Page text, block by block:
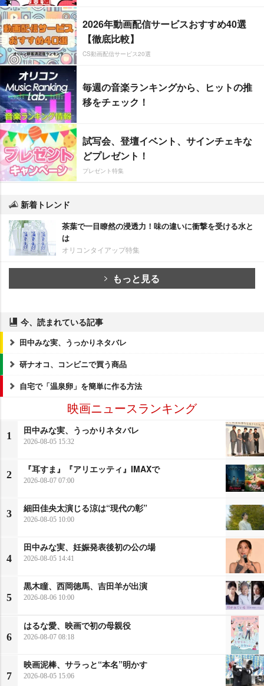
2026年動画配信サービスおすすめ40選
【徹底比較】
CS動画配信サービス20選
毎週の音楽ランキングから、ヒットの推
移をチェック！
試写会、登壇イベント、サインチェキな
どプレゼント！
プレゼント特集
新着トレンド
茶葉で一目瞭然の浸透力！味の違いに衝撃を受ける水と
は
オリコンタイアップ特集
もっと見る
今、読まれている記事
田中みな実、うっかりネタバレ
研ナオコ、コンビニで買う商品
自宅で「温泉卵」を簡単に作る方法
映画ニュースランキング
1
田中みな実、うっかりネタバレ
2026-08-05 15:32
2
『耳すま』『アリエッティ』IMAXで
2026-08-07 07:00
3
細田佳央太演じる涼は“現代の彰”
2026-08-05 10:00
4
田中みな実、妊娠発表後初の公の場
2026-08-05 14:41
5
黒木瞳、西岡徳馬、吉田羊が出演
2026-08-06 10:00
6
はるな愛、映画で初の母親役
2026-08-07 08:18
7
映画泥棒、サラっと“本名”明かす
2026-08-05 15:06